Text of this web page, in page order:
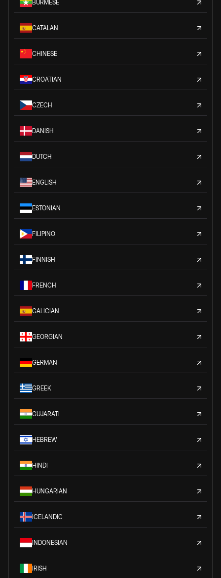
BURMESE
CATALAN
CHINESE
CROATIAN
CZECH
DANISH
DUTCH
ENGLISH
ESTONIAN
FILIPINO
FINNISH
FRENCH
GALICIAN
GEORGIAN
GERMAN
GREEK
GUJARATI
HEBREW
HINDI
HUNGARIAN
ICELANDIC
INDONESIAN
IRISH